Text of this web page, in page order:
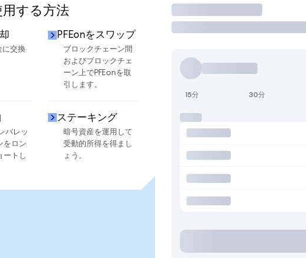
する方法
に交換
PFEonをスワップ
ブロックチェーン間
およびブロックチェ
ーン上でPFEonを取
引します。
バレッ
をロン
ートし
ステーキング
暗号資産を運用して
受動的所得を得まし
ょう。
取引
15分 30分